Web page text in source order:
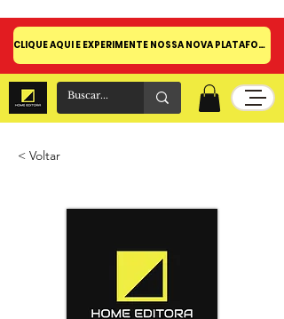
CLIQUE AQUI E EXPERIMENTE NOSSA NOVA PLATAFORMA!
< Voltar